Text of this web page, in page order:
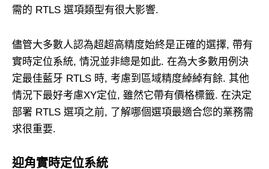
需的 RTLS 選項類型有很大影響.
儘管大多數人認為超超高精度始終是正確的選擇, 帶有
實時定位系統, 情況並非總是如此. 在為大多數用例決
定最佳藍牙 RTLS 時, 考慮到區域精度綽綽有餘. 其他
情況下最好考慮XY定位, 雖然它帶有價格標籤. 在決定
部署 RTLS 選項之前, 了解哪個選項最適合您的業務需
求很重要.
迎角實時定位系統